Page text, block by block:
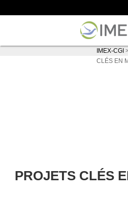
IMEX-CGI
CLÉS EN
PROJETS CLÉS